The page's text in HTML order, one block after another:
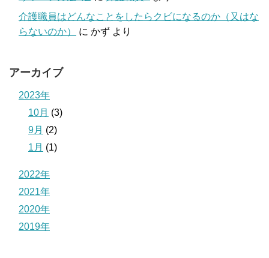
介護職員はどんなことをしたらクビになるのか（又はな
らないのか）
に かず より
アーカイブ
2023年
10月 (3)
9月 (2)
1月 (1)
2022年
2021年
2020年
2019年